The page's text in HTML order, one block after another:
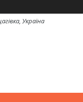
Україна